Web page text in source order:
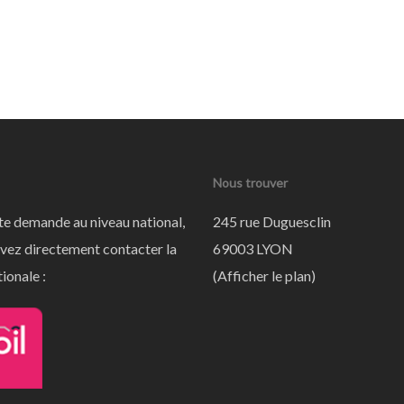
demande au niveau national,
directement contacter la
:
Nous trouver
245 rue Duguesclin
69003 LYON
(Afficher le plan)